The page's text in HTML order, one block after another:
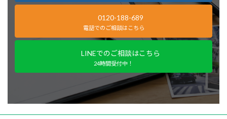
0120-188-689
電話でのご相談はこちら
LINEでのご相談はこちら
24時間受付中！